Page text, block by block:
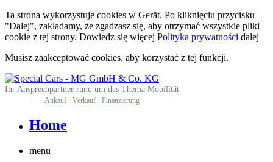
Ta strona wykorzystuje cookies w Gerät. Po kliknięciu przycisku
"Dalej", zakładamy, że zgadzasz się, aby otrzymać wszystkie pliki
cookie z tej strony. Dowiedz się więcej Polityka prywatności dalej
Musisz zaakceptować cookies, aby korzystać z tej funkcji.
Ihr Ansprechpartner rund um das Thema Mobilität
Ankauf · Verkauf · Finanzierung
Home
menu